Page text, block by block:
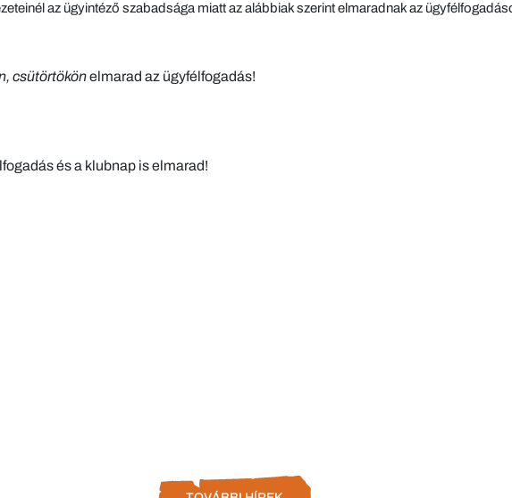
az ügyintéző szabadsága miatt az alábbiak szerint elmaradnak az
csütörtökönelmarad az ügyfélfogadás!
és a klubnap is elmarad!